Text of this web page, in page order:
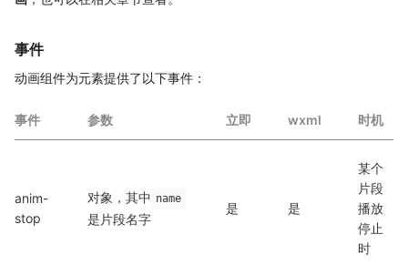
事件
动画组件为元素提供了以下事件：
事件 参数 立即 wxml 时机
anim-
stop
对象，其中 name
是片段名字
是 是
某个
片段
播放
停止
时